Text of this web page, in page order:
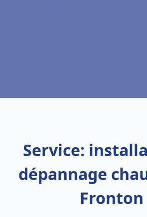
Service:
dépannage
Fronton